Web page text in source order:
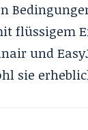
flüssigem
und
sie